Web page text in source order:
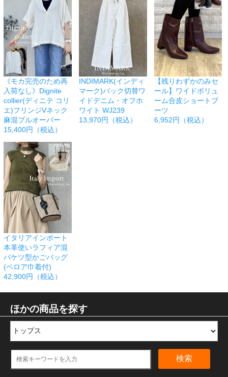
《モカ完売のため再
入荷なし》Dignite
collier(ディニテ コリ
エ)フリンジVネック
麻混プルオーバー
15,400円（税込）
INDIMARK(インディ
マーク)バック切替ワ
イドデニム・オフホ
ワイト WJ239
13,970円（税込）
【残りわずかのみセ
ール】ワイドボリュ
ーム合皮ショートブ
ーツ
6,952円（税込）
イタリアインポート
本革使いラフィア混
バケツ型かごバッグ
(ベロア巾着付)
42,900円（税込）
ほかの商品を探す
検索